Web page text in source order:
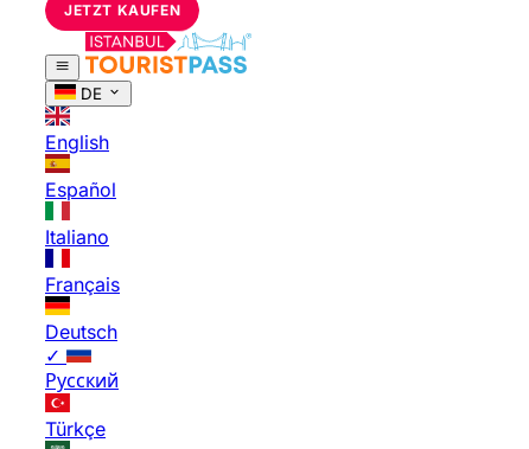
JETZT KAUFEN
DE
English
Español
Italiano
Français
Deutsch
✓
Русский
Türkçe